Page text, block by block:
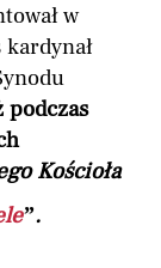
w
podczas
Kościoła
”.